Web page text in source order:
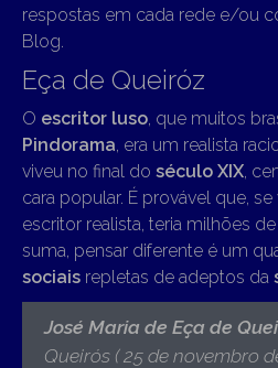
respostas em cada rede e/ou
Blog.
Eça de Queiróz
O escritor luso, que muitos
Pindorama, era um realista
viveu no final do século XIX,
cara popular. É provável que,
escritor realista, teria milhões de
suma, pensar diferente é um
sociais repletas de adeptos da
José Maria de Eça de
Queirós ( 25 de novembro